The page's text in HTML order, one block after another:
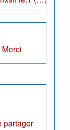
partager